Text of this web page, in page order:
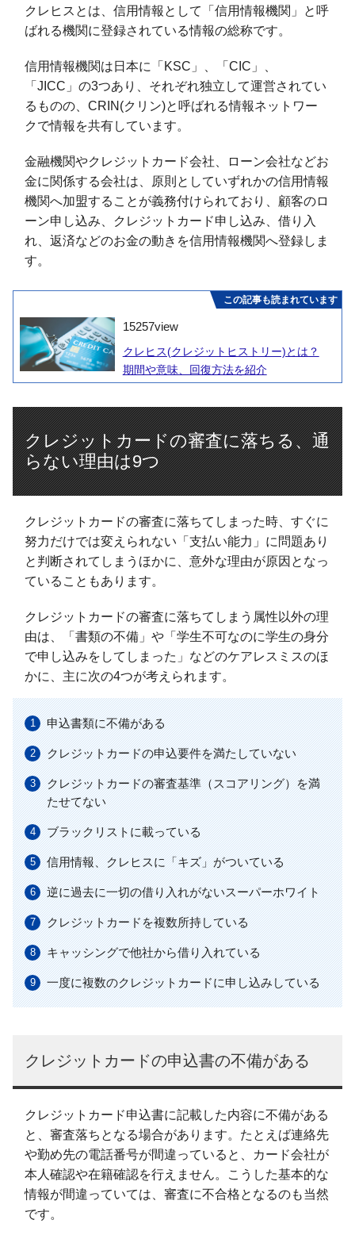
クレヒスとは、信用情報として「信用情報機関」と呼
ばれる機関に登録されている情報の総称です。
信用情報機関は日本に「KSC」、「CIC」、
「JICC」の3つあり、それぞれ独立して運営されてい
るものの、CRIN(クリン)と呼ばれる情報ネットワー
クで情報を共有しています。
金融機関やクレジットカード会社、ローン会社などお
金に関係する会社は、原則としていずれかの信用情報
機関へ加盟することが義務付けられており、顧客のロ
ーン申し込み、クレジットカード申し込み、借り入
れ、返済などのお金の動きを信用情報機関へ登録しま
す。
この記事も読まれています
15257view
クレヒス(クレジットヒストリー)とは？
期間や意味、回復方法を紹介
クレジットカードの審査に落ちる、通
らない理由は9つ
クレジットカードの審査に落ちてしまった時、すぐに
努力だけでは変えられない「支払い能力」に問題あり
と判断されてしまうほかに、意外な理由が原因となっ
ていることもあります。
クレジットカードの審査に落ちてしまう属性以外の理
由は、「書類の不備」や「学生不可なのに学生の身分
で申し込みをしてしまった」などのケアレスミスのほ
かに、主に次の4つが考えられます。
申込書類に不備がある
クレジットカードの申込要件を満たしていない
クレジットカードの審査基準（スコアリング）を満
たせてない
ブラックリストに載っている
信用情報、クレヒスに「キズ」がついている
逆に過去に一切の借り入れがないスーパーホワイト
クレジットカードを複数所持している
キャッシングで他社から借り入れている
一度に複数のクレジットカードに申し込みしている
クレジットカードの申込書の不備がある
クレジットカード申込書に記載した内容に不備がある
と、審査落ちとなる場合があります。たとえば連絡先
や勤め先の電話番号が間違っていると、カード会社が
本人確認や在籍確認を行えません。こうした基本的な
情報が間違っていては、審査に不合格となるのも当然
です。